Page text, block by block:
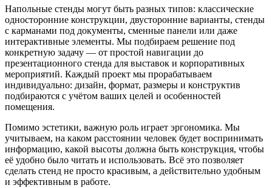
Напольные стенды могут быть разных типов: классические
односторонние конструкции, двусторонние варианты, стенды
с карманами под документы, сменные панели или даже
интерактивные элементы. Мы подбираем решение под
конкретную задачу — от простой навигации до
презентационного стенда для выставок и корпоративных
мероприятий. Каждый проект мы прорабатываем
индивидуально: дизайн, формат, размеры и конструктив
подбираются с учётом ваших целей и особенностей
помещения.
Помимо эстетики, важную роль играет эргономика. Мы
учитываем, на каком расстоянии человек будет воспринимать
информацию, какой высоты должна быть конструкция, чтобы
её удобно было читать и использовать. Всё это позволяет
сделать стенд не просто красивым, а действительно удобным
и эффективным в работе.